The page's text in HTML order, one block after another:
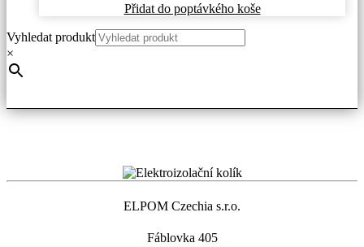
Přidat do poptávkého koše
Vyhledat produkt
×
ELPOM Czechia s.r.o.
Fáblovka 405